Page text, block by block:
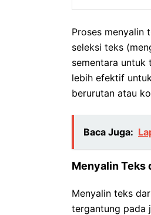
Proses menyalin
seleksi teks
sementara untuk
lebih efektif
berurutan atau
Baca Juga:
Menyalin Teks
Menyalin teks
tergantung pada